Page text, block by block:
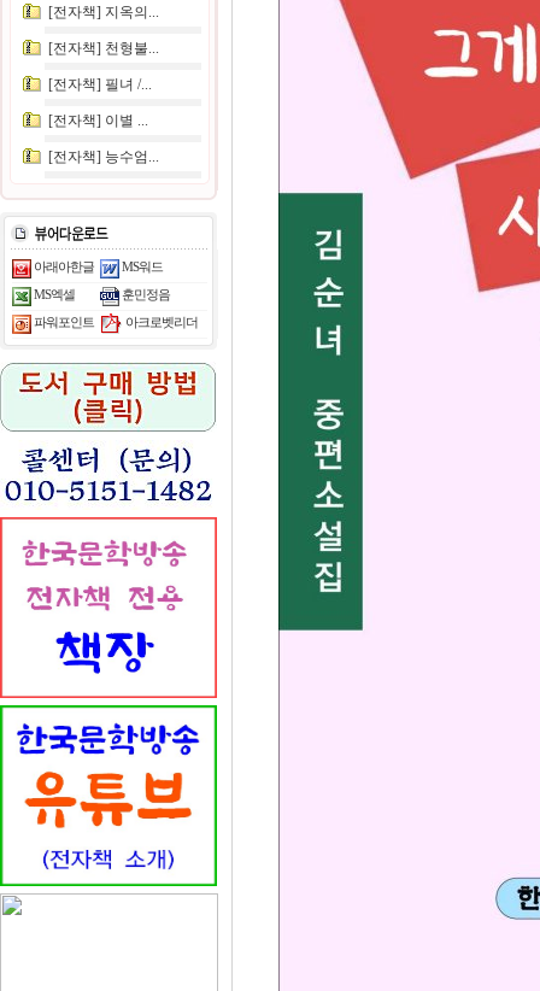
[전자책] 지옥의...
[전자책] 천형불...
[전자책] 필녀 /...
[전자책] 이별 ...
[전자책] 능수엄...
아래아한글 MS워드
MS엑셀 훈민정음
파워포인트 아크로벳리더